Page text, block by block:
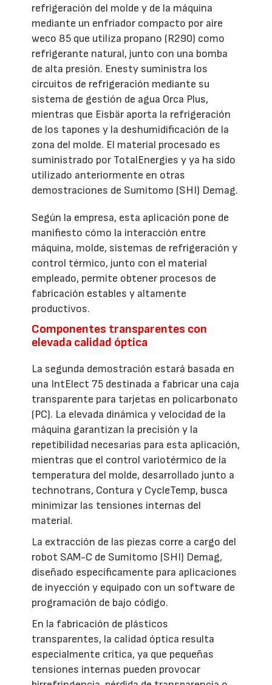
refrigeración del molde y de la máquina
mediante un enfriador compacto por aire
weco 85 que utiliza propano (R290) como
refrigerante natural, junto con una bomba
de alta presión. Enesty suministra los
circuitos de refrigeración mediante su
sistema de gestión de agua Orca Plus,
mientras que Eisbär aporta la refrigeración
de los tapones y la deshumidificación de la
zona del molde. El material procesado es
suministrado por TotalEnergies y ya ha sido
utilizado anteriormente en otras
demostraciones de Sumitomo (SHI) Demag.
Según la empresa, esta aplicación pone de
manifiesto cómo la interacción entre
máquina, molde, sistemas de refrigeración y
control térmico, junto con el material
empleado, permite obtener procesos de
fabricación estables y altamente
productivos.
Componentes transparentes con
elevada calidad óptica
La segunda demostración estará basada en
una IntElect 75 destinada a fabricar una caja
transparente para tarjetas en policarbonato
(PC). La elevada dinámica y velocidad de la
máquina garantizan la precisión y la
repetibilidad necesarias para esta aplicación,
mientras que el control variotérmico de la
temperatura del molde, desarrollado junto a
technotrans, Contura y CycleTemp, busca
minimizar las tensiones internas del
material.
La extracción de las piezas corre a cargo del
robot SAM-C de Sumitomo (SHI) Demag,
diseñado específicamente para aplicaciones
de inyección y equipado con un software de
programación de bajo código.
En la fabricación de plásticos
transparentes, la calidad óptica resulta
especialmente crítica, ya que pequeñas
tensiones internas pueden provocar